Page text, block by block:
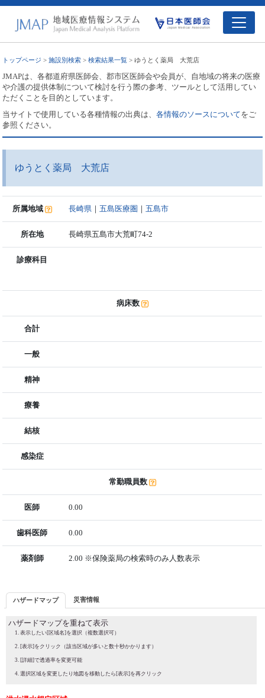
トップページ >施設別検索 >検索結果一覧 > ゆうとく薬局 大荒店
JMAPは、各都道府県医師会、郡市区医師会や会員が、自地域の将来の医療
や介護の提供体制について検討を行う際の参考、ツールとして活用してい
ただくことを目的としています。
当サイトで使用している各種情報の出典は、各情報のソースについてをご
参照ください。
ゆうとく薬局 大荒店
所属地域 長崎県 ｜五島医療圏 ｜五島市
所在地 長崎県五島市大荒町74-2
診療科目
病床数
合計
一般
精神
療養
結核
感染症
常勤職員数
医師 0.00
歯科医師 0.00
薬剤師 2.00 ※保険薬局の検索時のみ人数表示
ハザードマップ 災害情報
ハザードマップを重ねて表示
表示したい[区域名]を選択（複数選択可）
[表示]をクリック（該当区域が多いと数十秒かかります）
[詳細]で透過率を変更可能
選択区域を変更したり地図を移動したら[表示]を再クリック